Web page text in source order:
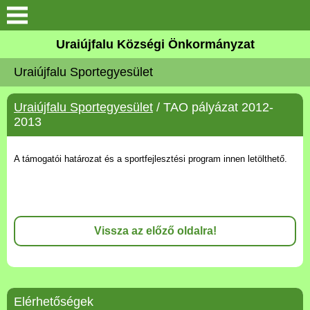
Köszöntő
Elérhetőségek
Uraiújfalu
Választási információk
Program
Uraiújfalu Községi Önkormányzat
Uraiújfalu Sportegyesület
Uraiújfalu Sportegyesület / TAO pályázat 2012-
2013
A támogatói határozat és a sportfejlesztési program innen letölthető.
Vissza az előző oldalra!
Elérhetőségek